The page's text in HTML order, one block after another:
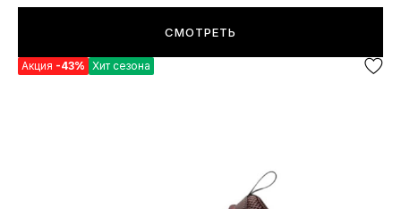
СМОТРЕТЬ
Акция -43% Хит сезона